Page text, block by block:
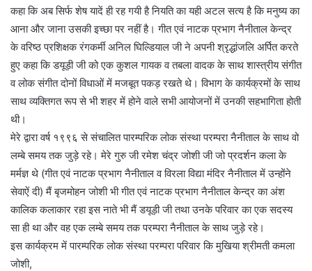
कहा कि अब सिर्फ शेष यादें ही रह गयी है नियति का यही अटल सत्य है कि मनुष्य का
आना और जाना उसकी इच्छा पर नहीं है। गीत एवं नाटक प्रभाग नैनीताल केन्द्र
के वरिष्ठ प्रशिक्षक रंगकर्मी अनिल घिल्डियाल जी ने अपनी श्रृद्धांजलि अर्पित करते
हुए कहा कि डयूड़ी जी को एक कुशल गायक व तबला वादक के साथ शास्त्रीय संगीत
व लोक संगीत दोनों विधाओं में मजबूत पकड़ रखते थे। विभाग के कार्यक्रमों के साथ
साथ व्यक्तिगत रूप से भी शहर में होने वाले सभी आयोजनों में उनकी सहभागिता होती
थी।
मेरे द्वारा वर्ष १९९६ से संचालित पारम्परिक लोक संस्था परम्परा नैनीताल के साथ वो
लम्बे समय तक जुड़े रहे। मेरे गुरु जी रमेश चंद्र जोशी जी जो प्रदर्शन कला के
मर्मज्ञ थे (गीत एवं नाटक प्रभाग नैनीताल व विरला विद्या मंदिर नैनीताल में उन्होंने
सेवाऐं दी) मैं बृजमोहन जोशी भी गीत एवं नाटक प्रभाग नैनीताल केन्द्र का अंश
कालिक कलाकार रहा इस नाते भी मैं डयूड़ी जी तथा उनके परिवार का एक सदस्य
सा ही था और वह एक लम्बे समय तक परम्परा नैनीताल के साथ जुड़े रहे।
इस कार्यक्रम में पारम्परिक लोक संस्था परम्परा परिवार कि मुखिया श्रीमती कमला
जोशी,